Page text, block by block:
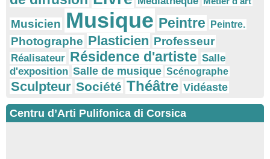
Musicien Musique Peintre Peintre.
Photographe Plasticien Professeur
Réalisateur Résidence d'artiste Salle
d'exposition Salle de musique Scénographe
Sculpteur Société Théâtre Vidéaste
Centru d’Arti Pulifonica di Corsica